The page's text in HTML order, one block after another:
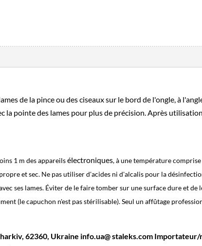
de la pince ou des ciseaux sur le bord de l'ongle, à
la pointe des lames pour plus de précision. Après
1 m des appareilsélectroniques, à une température
et sec. Ne pas utiliser d'acides ni d'alcalis pour la
ses lames. Éviter de le faire tomber sur une surface dure et
(le capuchon n'est pas stérilisable). Seul un affûtage
62360, Ukraine info.ua@ staleks.com